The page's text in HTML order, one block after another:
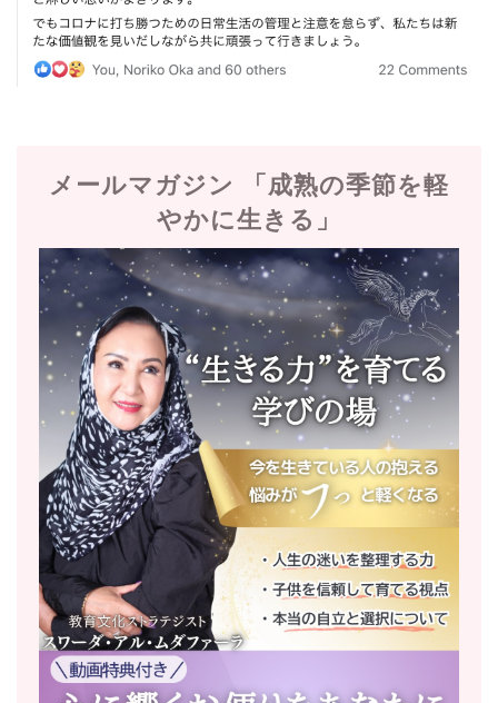
メールマガジン 「成熟の季節を軽
やかに生きる」